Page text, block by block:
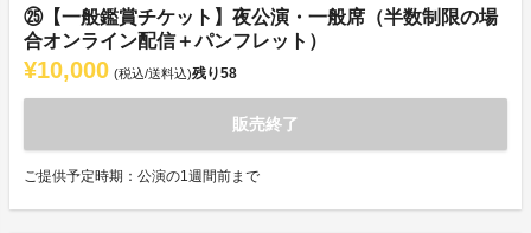
㉕【一般鑑賞チケット】夜公演・一般席（半数制限の場
合オンライン配信＋パンフレット）
¥10,000 (税込/送料込)残り58
販売終了
ご提供予定時期：公演の1週間前まで